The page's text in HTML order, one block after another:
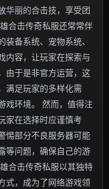
华丽的合击技，享受团
合击传奇私服还常常伴
备系统、宠物系统、
内容，让玩家在探索与
由于是非官方运营，这
满足玩家的多样化需
戏环境。 然而，值得注
家在选择时应谨慎考
惕部分不良服务器可能
等问题，确保自己的游
合击传奇私服以其独特
式，成为了网络游戏领